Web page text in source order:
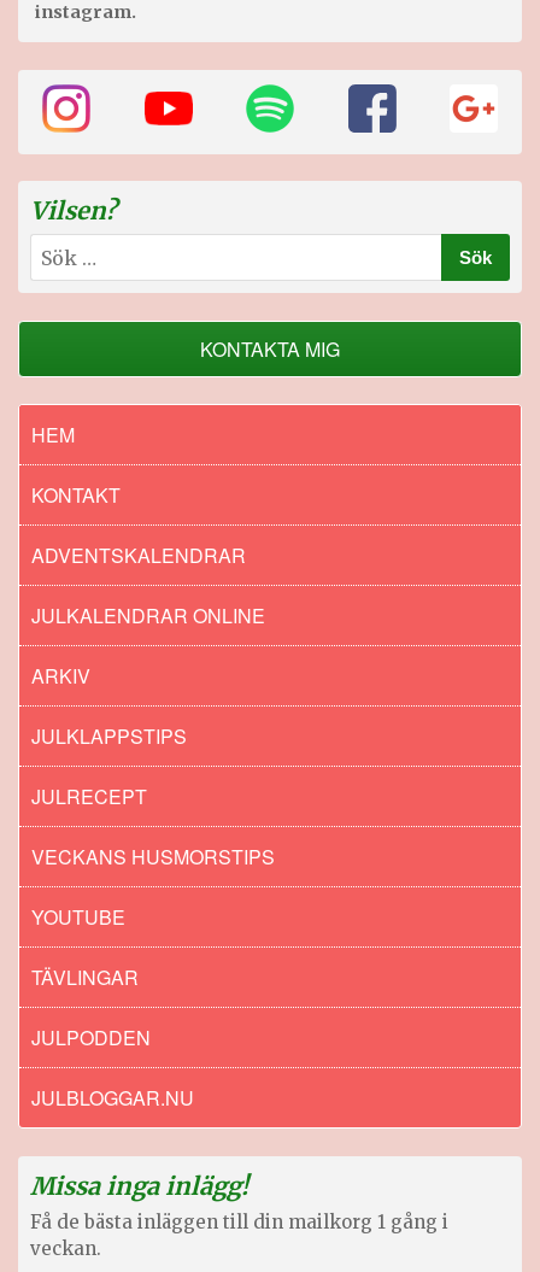
instagram.
Vilsen?
Sök
efter:
KONTAKTA MIG
HEM
KONTAKT
ADVENTSKALENDRAR
JULKALENDRAR ONLINE
ARKIV
JULKLAPPSTIPS
JULRECEPT
VECKANS HUSMORSTIPS
YOUTUBE
TÄVLINGAR
JULPODDEN
JULBLOGGAR.NU
Missa inga inlägg!
Få de bästa inläggen till din mailkorg 1 gång i
veckan.